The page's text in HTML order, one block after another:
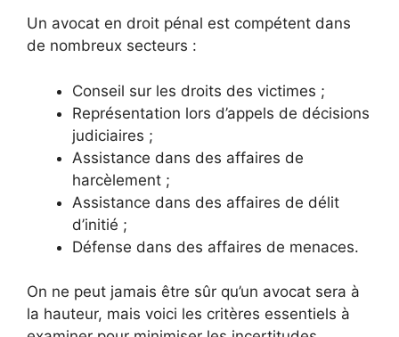
Un avocat en droit pénal est compétent dans
de nombreux secteurs :
Conseil sur les droits des victimes ;
Représentation lors d’appels de décisions
judiciaires ;
Assistance dans des affaires de
harcèlement ;
Assistance dans des affaires de délit
d’initié ;
Défense dans des affaires de menaces.
On ne peut jamais être sûr qu’un avocat sera à
la hauteur, mais voici les critères essentiels à